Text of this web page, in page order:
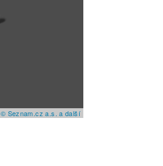
© Seznam.cz a.s. a další